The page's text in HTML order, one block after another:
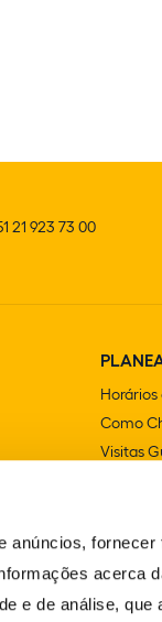
acerca
e de análise,
21 923 73 00
Horários
Como
Visitas